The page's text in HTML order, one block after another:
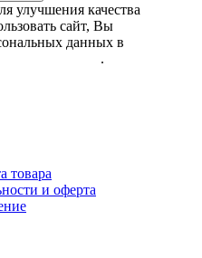
улучшения качества
сайт, Вы
данных в
.
товара
и оферта